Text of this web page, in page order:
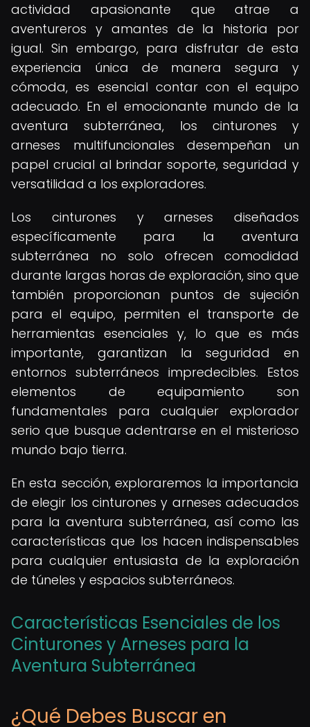
actividad apasionante que atrae a
aventureros y amantes de la historia por
igual. Sin embargo, para disfrutar de esta
experiencia única de manera segura y
cómoda, es esencial contar con el equipo
adecuado. En el emocionante mundo de la
aventura subterránea, los cinturones y
arneses multifuncionales desempeñan un
papel crucial al brindar soporte, seguridad y
versatilidad a los exploradores.
Los cinturones y arneses diseñados
específicamente para la aventura
subterránea no solo ofrecen comodidad
durante largas horas de exploración, sino que
también proporcionan puntos de sujeción
para el equipo, permiten el transporte de
herramientas esenciales y, lo que es más
importante, garantizan la seguridad en
entornos subterráneos impredecibles. Estos
elementos de equipamiento son
fundamentales para cualquier explorador
serio que busque adentrarse en el misterioso
mundo bajo tierra.
En esta sección, exploraremos la importancia
de elegir los cinturones y arneses adecuados
para la aventura subterránea, así como las
características que los hacen indispensables
para cualquier entusiasta de la exploración
de túneles y espacios subterráneos.
Características Esenciales de los
Cinturones y Arneses para la
Aventura Subterránea
¿Qué Debes Buscar en